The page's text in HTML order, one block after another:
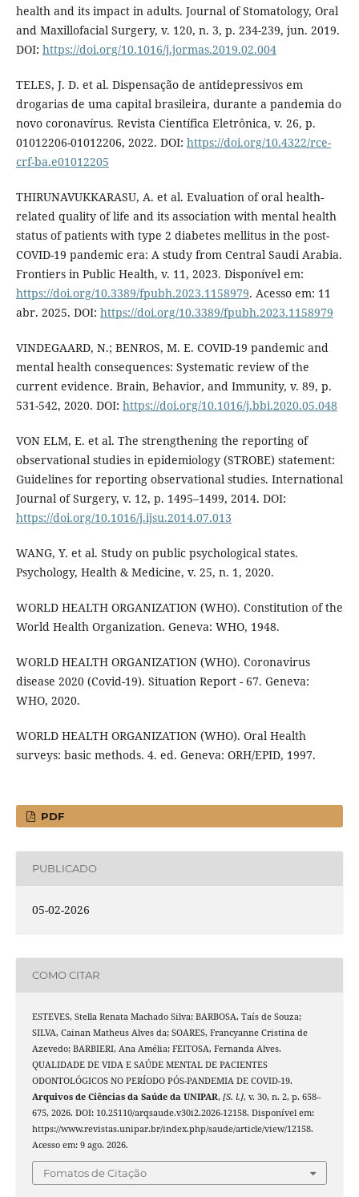
health and its impact in adults. Journal of Stomatology, Oral
and Maxillofacial Surgery, v. 120, n. 3, p. 234-239, jun. 2019.
DOI: https://doi.org/10.1016/j.jormas.2019.02.004
TELES, J. D. et al. Dispensação de antidepressivos em
drogarias de uma capital brasileira, durante a pandemia do
novo coronavírus. Revista Científica Eletrônica, v. 26, p.
01012206-01012206, 2022. DOI: https://doi.org/10.4322/rce-
crf-ba.e01012205
THIRUNAVUKKARASU, A. et al. Evaluation of oral health-
related quality of life and its association with mental health
status of patients with type 2 diabetes mellitus in the post-
COVID-19 pandemic era: A study from Central Saudi Arabia.
Frontiers in Public Health, v. 11, 2023. Disponível em:
https://doi.org/10.3389/fpubh.2023.1158979. Acesso em: 11
abr. 2025. DOI: https://doi.org/10.3389/fpubh.2023.1158979
VINDEGAARD, N.; BENROS, M. E. COVID-19 pandemic and
mental health consequences: Systematic review of the
current evidence. Brain, Behavior, and Immunity, v. 89, p.
531-542, 2020. DOI: https://doi.org/10.1016/j.bbi.2020.05.048
VON ELM, E. et al. The strengthening the reporting of
observational studies in epidemiology (STROBE) statement:
Guidelines for reporting observational studies. International
Journal of Surgery, v. 12, p. 1495–1499, 2014. DOI:
https://doi.org/10.1016/j.ijsu.2014.07.013
WANG, Y. et al. Study on public psychological states.
Psychology, Health & Medicine, v. 25, n. 1, 2020.
WORLD HEALTH ORGANIZATION (WHO). Constitution of the
World Health Organization. Geneva: WHO, 1948.
WORLD HEALTH ORGANIZATION (WHO). Coronavirus
disease 2020 (Covid-19). Situation Report - 67. Geneva:
WHO, 2020.
WORLD HEALTH ORGANIZATION (WHO). Oral Health
surveys: basic methods. 4. ed. Geneva: ORH/EPID, 1997.
PDF
PUBLICADO
05-02-2026
COMO CITAR
ESTEVES, Stella Renata Machado Silva; BARBOSA, Taís de Souza;
SILVA, Cainan Matheus Alves da; SOARES, Francyanne Cristina de
Azevedo; BARBIERI, Ana Amélia; FEITOSA, Fernanda Alves.
QUALIDADE DE VIDA E SAÚDE MENTAL DE PACIENTES
ODONTOLÓGICOS NO PERÍODO PÓS-PANDEMIA DE COVID-19.
Arquivos de Ciências da Saúde da UNIPAR, [S. l.], v. 30, n. 2, p. 658–
675, 2026. DOI: 10.25110/arqsaude.v30i2.2026-12158. Disponível em:
https://www.revistas.unipar.br/index.php/saude/article/view/12158.
Acesso em: 9 ago. 2026.
Fomatos de Citação